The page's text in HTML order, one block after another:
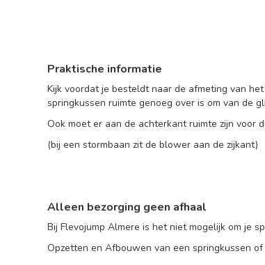
Praktische informatie
Kijk voordat je besteldt naar de afmeting van
springkussen ruimte genoeg over is om van de
Ook moet er aan de achterkant ruimte zijn voor
(bij een stormbaan zit de blower aan de zijkant)
Alleen bezorging geen afhaal
Bij Flevojump Almere is het niet mogelijk om je
Opzetten en Afbouwen van een springkussen